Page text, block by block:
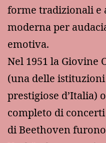
forme tradizionali e
moderna per
emotiva.
Nel 1951 la Giovine
(una delle
prestigiose d’Italia)
completo di
di Beethoven